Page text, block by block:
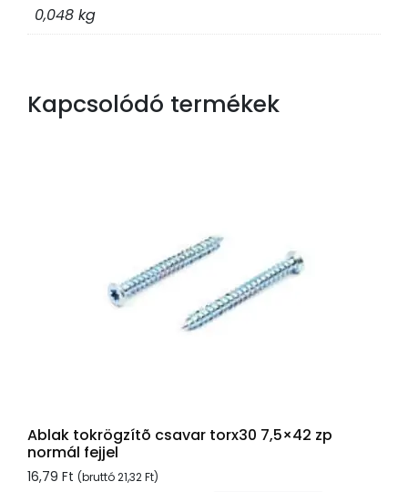
0,048 kg
Kapcsolódó termékek
Ablak tokrögzítõ csavar torx30 7,5×42 zp
normál fejjel
16,79 Ft (bruttó21,32Ft)